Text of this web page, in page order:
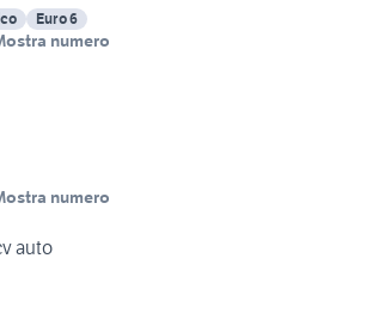
Euro 6
numero
numero
auto